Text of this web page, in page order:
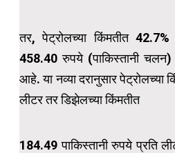
तर, पेट्रोलच्या किंमतीत
458.40 रुपये (पाकिस्तानी चलन)
आहे. या नव्या दरानुसार पेट्रोलच्या
लीटर तर डिझेलच्या किंमतीत
184.49 पाकिस्तानी रुपये प्रति